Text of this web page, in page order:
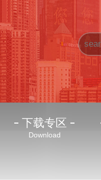
下载专区
Download